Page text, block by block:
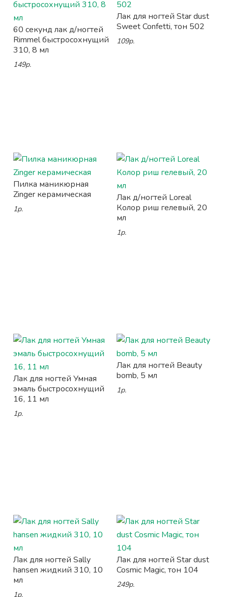
60 секунд лак д/ногтей
Rimmel быстросохнущий
310, 8 мл
149р.
Лак для ногтей Star dust
Sweet Confetti, тон 502
109р.
Пилка маникюрная
Zinger керамическая
1р.
Лак д/ногтей Loreal
Колор риш гелевый, 20
мл
1р.
Лак для ногтей Умная
эмаль быстросохнущий
16, 11 мл
1р.
Лак для ногтей Beauty
bomb, 5 мл
1р.
Лак для ногтей Sally
hansen жидкий 310, 10
мл
1р.
Лак для ногтей Star dust
Cosmic Magic, тон 104
249р.